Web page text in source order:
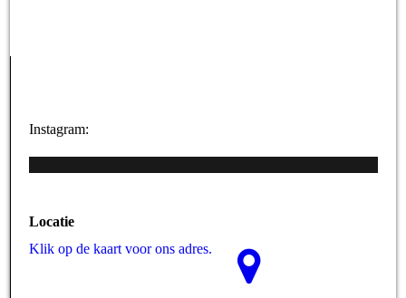
Instagram:
Locatie
Klik op de kaart voor ons adres.